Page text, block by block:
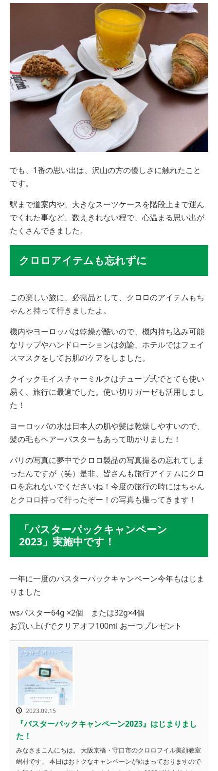
でも、1番の思い出は、沢山の方の優しさに触れたこと
です。
駅まで道案内や、大きなスーツケースを階段上まで運ん
でくれた事など、数えきれない程で、心温まる思い出が
たくさんできました。
クロロアイテムも忘れずに
この楽しい旅に、必需品として、クロロのアイテムもち
ゃんと持って行きましたよ。
機内やヨーロッパは乾燥が酷いので、機内持ち込み可能
なリップやハンドローションは勿論、ホテルではフェイ
スマスクをしてお肌のケアをしました。
クイックモイスチャーミルクはチューブ式でとても使い
易く、旅行に最適でした。使い切りガーゼも活用しまし
た！
ヨーロッパの水は日本人の肌や髪は乾燥しやすいので、
髪の毛もヘアーパスターもあって助かりました！
パリの写真に夢中でクロロ製品の写真撮るの忘れてしま
ったんですが（笑）是非、皆さんも旅行アイテムにクロ
ロを忘れないでくださいね！今度の旅行の時にはちゃん
とクロロ持って行ったぞー！の写真も撮ってきます！
「パスターパックキャンペーン
2023」実施中です！
一年に一度のパスターパックキャンペーン今年もはじま
りました
wsパスター64g ×2個 または32g×4個
お買い上げでクリアオフ100ml お一つプレゼント
2023.09.15
『パスターパックキャンペーン2023』はじまりまし
た！
みなさまこんにちは。 大阪京橋・守口市のクロロフイル美顔教室
嶋村です。 本日はおトクなキャンペーンが始まっておりますので